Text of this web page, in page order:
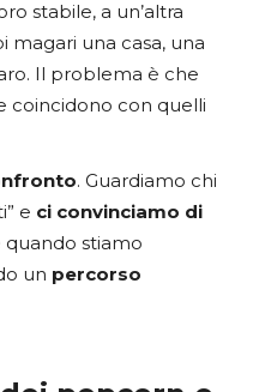
stabile, a un’altra
magari una casa, una
Il problema è che
coincidono con quelli
. Guardiamo chi
e ci convinciamo di
quando stiamo
un percorso